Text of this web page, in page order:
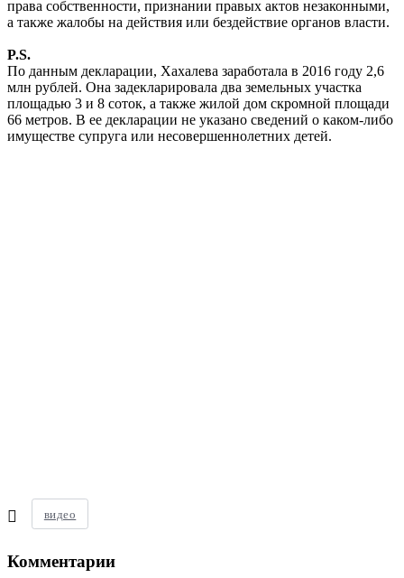
права собственности, признании правых актов незаконными,
а также жалобы на действия или бездействие органов власти.
P.S.
По данным декларации, Хахалева заработала в 2016 году 2,6
млн рублей. Она задекларировала два земельных участка
площадью 3 и 8 соток, а также жилой дом скромной площади
66 метров. В ее декларации не указано сведений о каком-либо
имуществе супруга или несовершеннолетних детей.
видео
Комментарии